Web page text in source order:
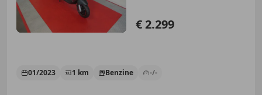
€ 2.299
01/2023 1 km Benzine -/-